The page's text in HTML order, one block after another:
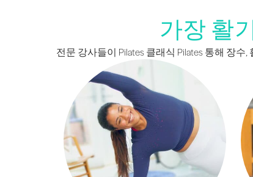
가장 활
전문 강사들이 Pilates 클래식 Pilates 통해 장